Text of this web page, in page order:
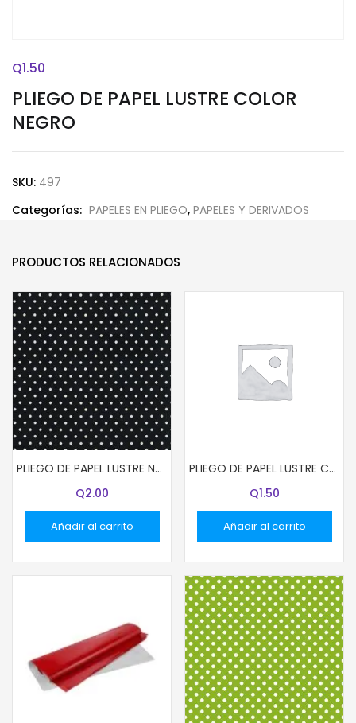
PLIEGO DE PAPEL LUSTRE COLOR
NEGRO
Q1.50
SKU: 497
Categorías: PAPELES EN PLIEGO, PAPELES Y DERIVADOS
PRODUCTOS RELACIONADOS
PLIEGO DE PAPEL LUSTRE NEGRO CON PUNTITOS BLANCOS
Q2.00
Añadir al carrito
PLIEGO DE PAPEL LUSTRE COLOR AZUL MARINO
Q1.50
Añadir al carrito